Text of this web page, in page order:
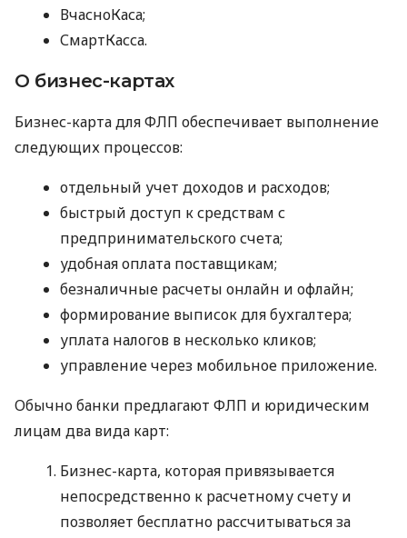
ВчасноКаса;
СмартКасса.
О бизнес-картах
Бизнес-карта для ФЛП обеспечивает выполнение
следующих процессов:
отдельный учет доходов и расходов;
быстрый доступ к средствам с
предпринимательского счета;
удобная оплата поставщикам;
безналичные расчеты онлайн и офлайн;
формирование выписок для бухгалтера;
уплата налогов в несколько кликов;
управление через мобильное приложение.
Обычно банки предлагают ФЛП и юридическим
лицам два вида карт:
Бизнес-карта, которая привязывается
непосредственно к расчетному счету и
позволяет бесплатно рассчитываться за